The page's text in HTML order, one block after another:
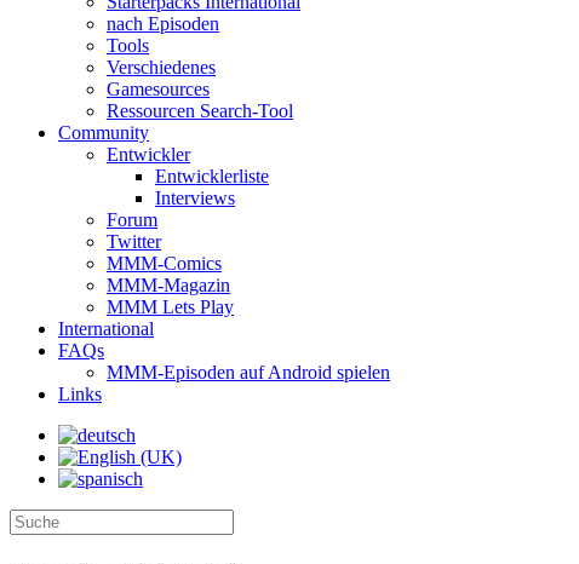
nach Episoden
Tools
Verschiedenes
Gamesources
Ressourcen Search-Tool
Community
Entwickler
Entwicklerliste
Interviews
Forum
Twitter
MMM-Comics
MMM-Magazin
MMM Lets Play
International
FAQs
MMM-Episoden auf Android spielen
Links